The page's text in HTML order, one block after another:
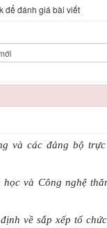
để đánh giá bài viết
và các đảng bộ
và Công nghệ
về sắp xếp tổ